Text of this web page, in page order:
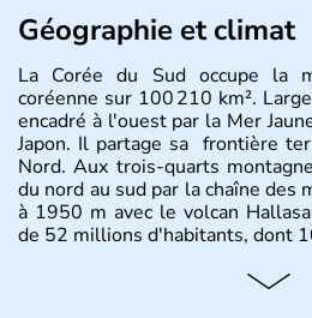
Géographie et climat
La Corée du Sud occupe la
coréenne sur 100 210 km².
encadré à l'ouest par la Mer
Japon. Il partage sa frontière
Nord. Aux trois-quarts
du nord au sud par la chaîne des
à 1950 m avec le volcan
de 52 millions d'habitants, dont
Histoire et